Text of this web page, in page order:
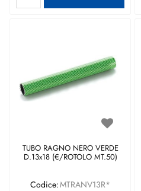
TUBO RAGNO NERO VERDE
D.13x18 (€/ROTOLO MT.50)
Codice:MTRANV13R*